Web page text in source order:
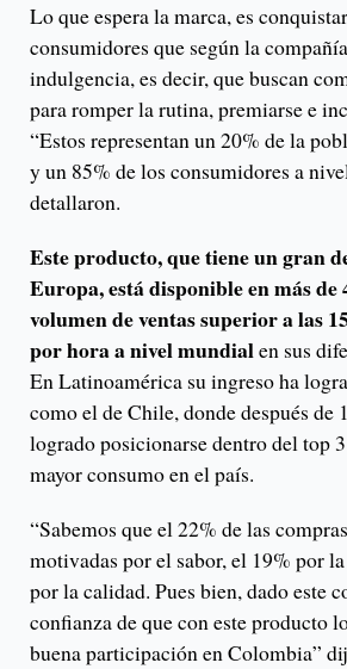
Lo que espera la marca, es
consumidores que según la
indulgencia, es decir, que buscan
para romper la rutina, premiarse e
“Estos representan un 20% de la
y un 85% de los consumidores a
detallaron.
Este producto, que tiene un gran
Europa, está disponible en más de
volumen de ventas superior a las
por hora a nivel mundialen sus
En Latinoamérica su ingreso ha
como el de Chile, donde después de
logrado posicionarse dentro del top
mayor consumo en el país.
“Sabemos que el 22% de las
motivadas por el sabor, el 19% por
por la calidad. Pues bien, dado este
confianza de que con este producto
buena participación en Colombia”